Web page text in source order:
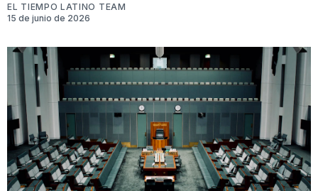
EL TIEMPO LATINO TEAM
15 de junio de 2026